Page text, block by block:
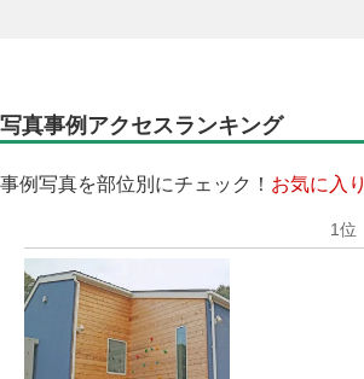
写真事例アクセスランキング
事例写真を部位別にチェック！ お気に入